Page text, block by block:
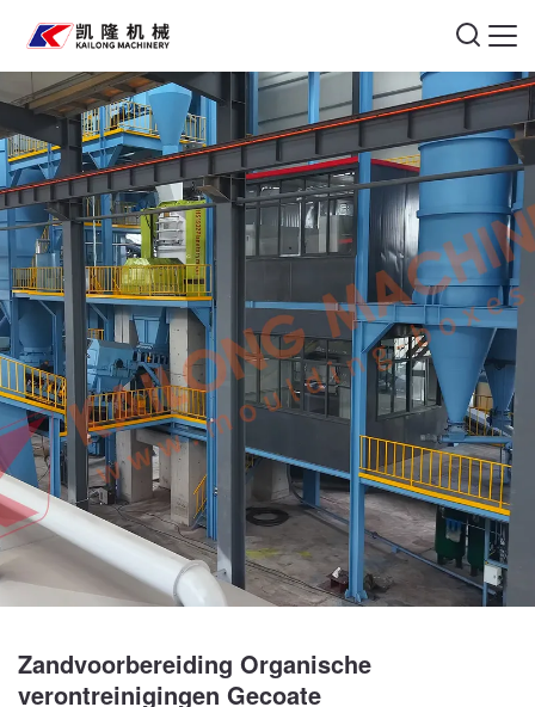
Zandvoorbereiding Organische
verontreinigingen Gecoate